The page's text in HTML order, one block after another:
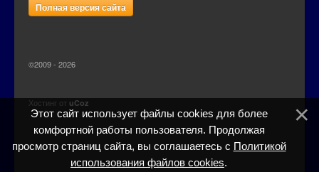
Полная версия сайта
©2009 - 2026
Хостинг от uCoz
Этот сайт использует файлы cookies для более
комфортной работы пользователя. Продолжая
просмотр страниц сайта, вы соглашаетесь с Политикой
использования файлов cookies.